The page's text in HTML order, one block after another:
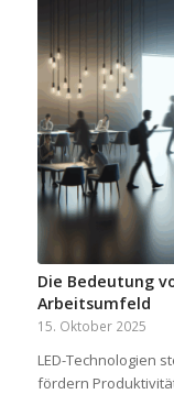
Die Bedeutung
Arbeitsumfeld
15. Oktober 2025
LED-Technologien
fördern